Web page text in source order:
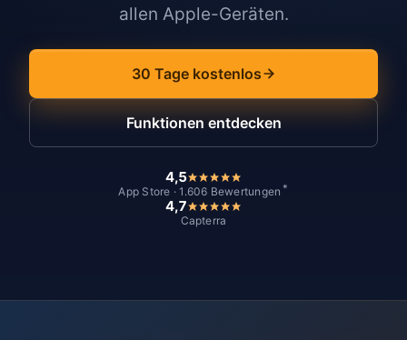
allen Apple-Geräten.
30 Tage kostenlos
Funktionen entdecken
4,5
App Store · 1.606 Bewertungen *
4,7
Capterra